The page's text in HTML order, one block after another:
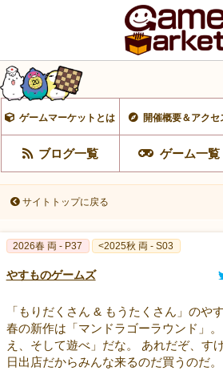
ゲームマーケットとは 開催概要＆アクセ
ブログ一覧 ゲーム一覧
サイトトップに戻る
2026春 両 - P37 <2025秋 両 - S03
やすものゲームズ
「もりだくさん & もうたくさん」のや
春の新作は「マンドラゴーラウンド」
え、そして遊べ」だな。 あれだぞ、す
日出店だからみんな来るのだ買うのだ。